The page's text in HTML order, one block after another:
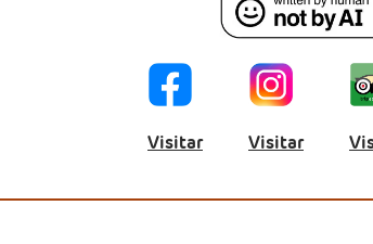
Visitar Visitar